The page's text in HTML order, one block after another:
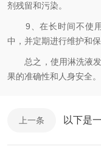
剂残留和污染。
9、在长时间不使用
中，并定期进行维护和保
总之，使用淋洗液发
果的准确性和人身安全。
上一条 以下是